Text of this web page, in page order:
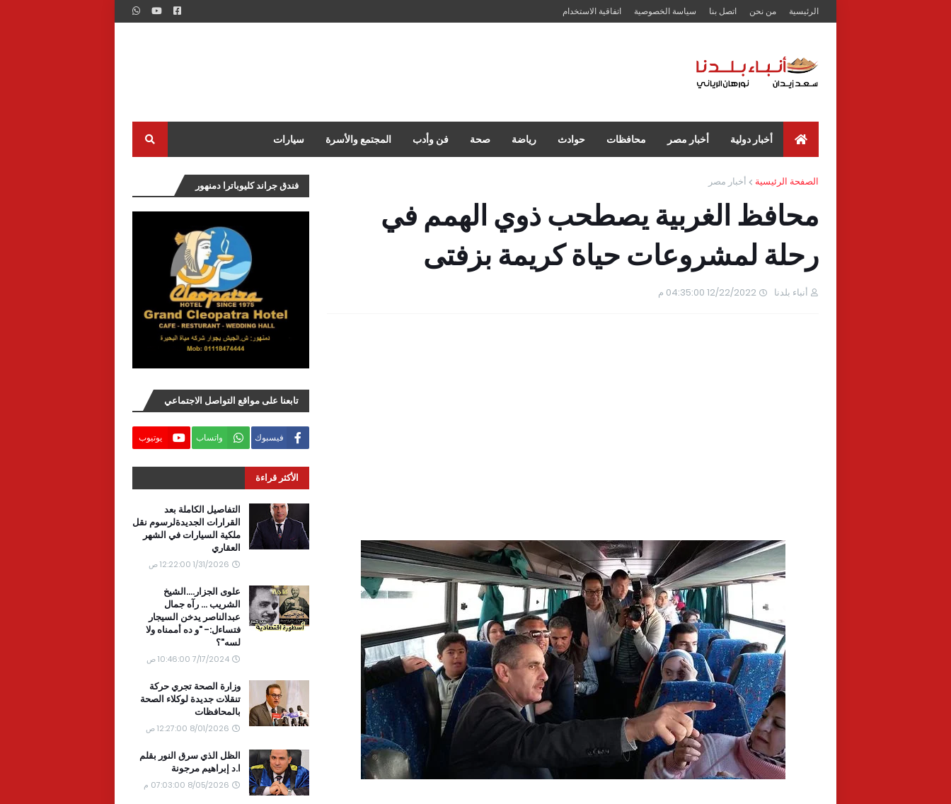
الرئيسية من نحن اتصل بنا سياسة الخصوصية اتفاقية الاستخدام
أخبار دولية أخبار مصر محافظات حوادث رياضة صحة فن وأدب المجتمع والأسرة سيارات
الصفحة الرئيسية أخبار مصر
محافظ الغربية يصطحب ذوي الهمم في
رحلة لمشروعات حياة كريمة بزفتى
أنباء بلدنا 12/22/2022 04:35:00 م
فندق جراند كليوباترا دمنهور
تابعنا على مواقع التواصل الاجتماعي
فيسبوك واتساب يوتيوب
الأكثر قراءة
التفاصيل الكاملة بعد
القرارات الجديدةلرسوم نقل
ملكية السيارات في الشهر
العقاري
1/31/2026 12:22:00 ص
علوى الجزار....الشيخ
الشريب ... رآه جمال
عبدالناصر يدخن السيجار
فتساءل:- "و ده أممناه ولا
لسه"؟
7/17/2024 10:46:00 ص
وزارة الصحة تجري حركة
تنقلات جديدة لوكلاء الصحة
بالمحافظات
8/01/2026 12:27:00 ص
الظل الذي سرق النور بقلم
ا.د إبراهيم مرجونة
8/05/2026 07:03:00 م